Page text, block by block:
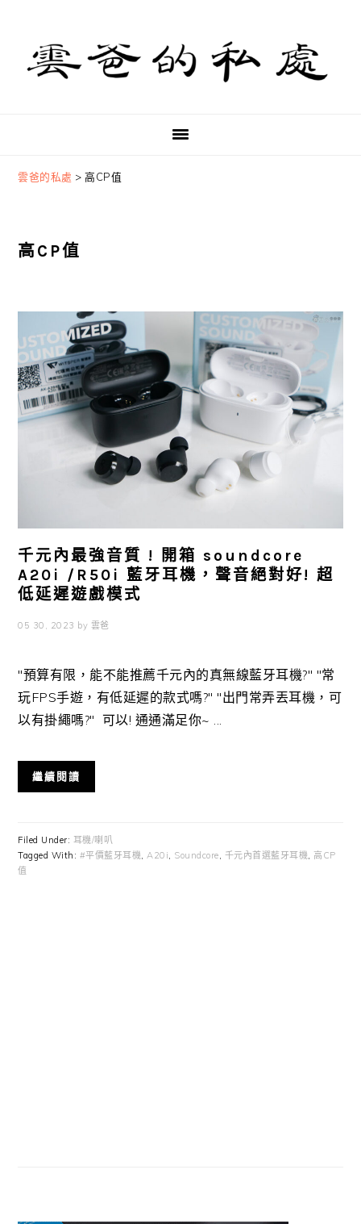
primary
navigation
content
primary
sidebar
雲爸的私處 >高CP值
高CP值
千元內最強音質 ! 開箱 soundcore
A20i /R50i 藍牙耳機，聲音絕對好! 超
低延遲遊戲模式
05 30, 2023 by 雲爸
"預算有限，能不能推薦千元內的真無線藍牙耳機?" "常
玩FPS手遊，有低延遲的款式嗎?" "出門常弄丟耳機，可
以有掛繩嗎?" 可以! 通通滿足你~ ...
繼續閱讀
Filed Under: 耳機/喇叭
Tagged With: #平價藍牙耳機 A20i Soundcore 千元內首選藍牙耳機
高CP
值